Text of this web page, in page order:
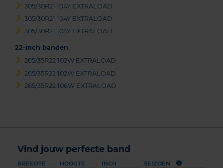
305/30R21 104Y EXTRALOAD
305/30R21 104Y EXTRALOAD
305/30R21 104Y EXTRALOAD
22-inch banden
265/35R22 102W EXTRALOAD
265/35R22 102W EXTRALOAD
285/35R22 106W EXTRALOAD
Vind jouw perfecte band
BREEDTE HOOGTE INCH SEIZOEN